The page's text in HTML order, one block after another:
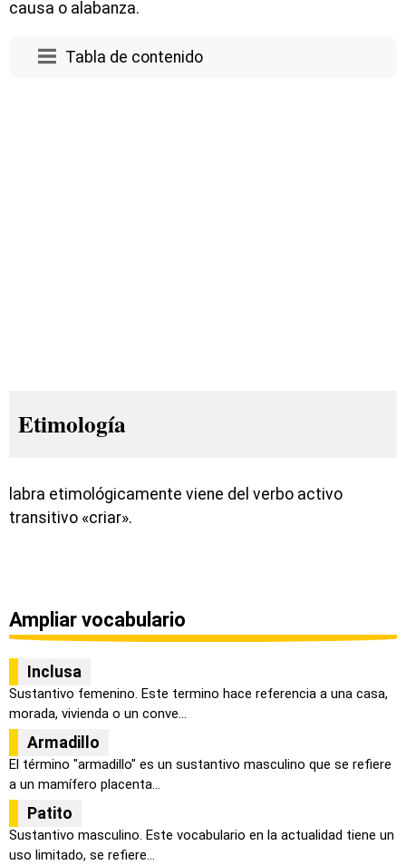
causa o alabanza.
Tabla de contenido
Etimología
labra etimológicamente viene del verbo activo
transitivo «criar».
Ampliar vocabulario
Inclusa
Sustantivo femenino. Este termino hace referencia a una casa,
morada, vivienda o un conve...
Armadillo
El término "armadillo" es un sustantivo masculino que se refiere
a un mamífero placenta...
Patito
Sustantivo masculino. Este vocabulario en la actualidad tiene un
uso limitado, se refiere...